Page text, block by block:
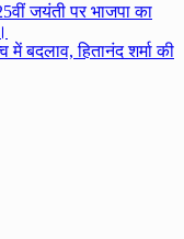
जयंती पर भाजपा का
बदलाव, हितानंद शर्मा की